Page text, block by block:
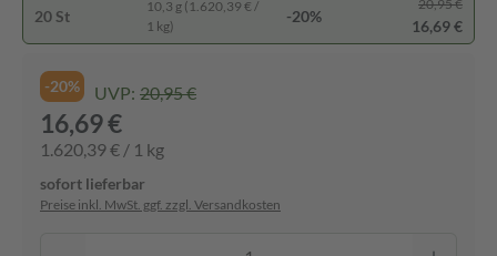
20 St
10,3 g (1.620,39 € /
1 kg)
-20%
20,95 €
16,69 €
-20% UVP: 20,95 €
16,69 €
1.620,39 € / 1 kg
sofort lieferbar
Preise inkl. MwSt. ggf. zzgl. Versandkosten